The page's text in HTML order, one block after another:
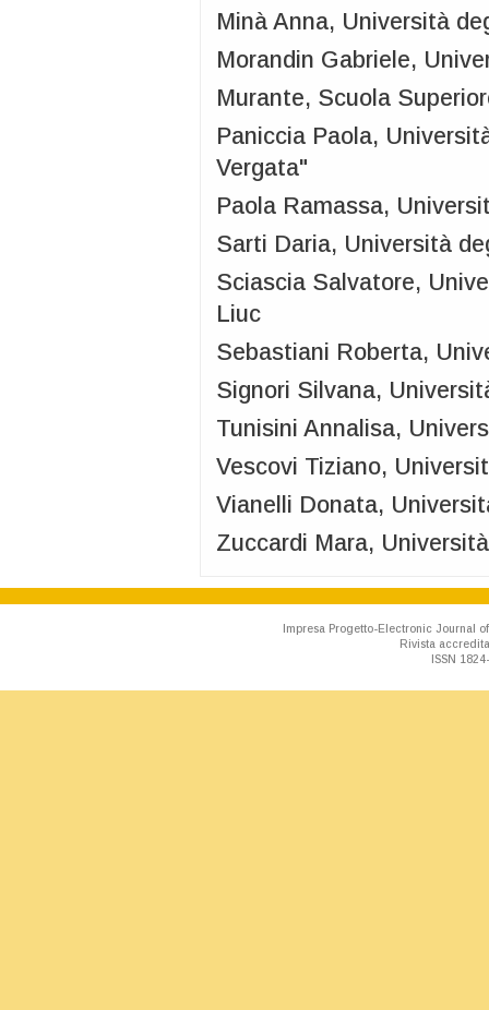
Minà Anna, Università
Morandin Gabriele,
Murante, Scuola
Paniccia Paola,
Vergata"
Paola Ramassa,
Sarti Daria, Università
Sciascia Salvatore,
Liuc
Sebastiani Roberta,
Signori Silvana,
Tunisini Annalisa,
Vescovi Tiziano,
Vianelli Donata,
Zuccardi Mara,
Impresa Progetto-Electronic Journal
Rivista
ISSN